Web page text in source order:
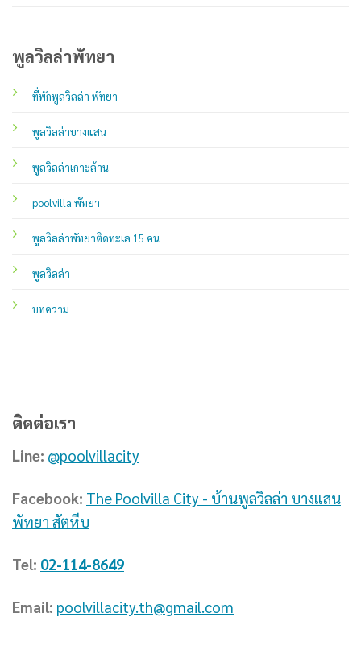
พูลวิลล่าพัทยา
ที่พักพูลวิลล่า พัทยา
พูลวิลล่าบางแสน
พูลวิลล่าเกาะล้าน
poolvilla พัทยา
พูลวิลล่าพัทยาติดทะเล 15 คน
พูลวิลล่า
บทความ
ติดต่อเรา
Line: @poolvillacity
Facebook: The Poolvilla City - บ้านพูลวิลล่า บางแสน
พัทยา สัตหีบ
Tel: 02-114-8649
Email: poolvillacity.th@gmail.com